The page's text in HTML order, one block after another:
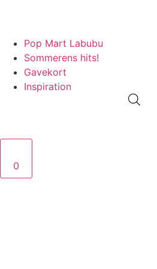
Pop Mart Labubu
Sommerens hits!
Gavekort
Inspiration
0